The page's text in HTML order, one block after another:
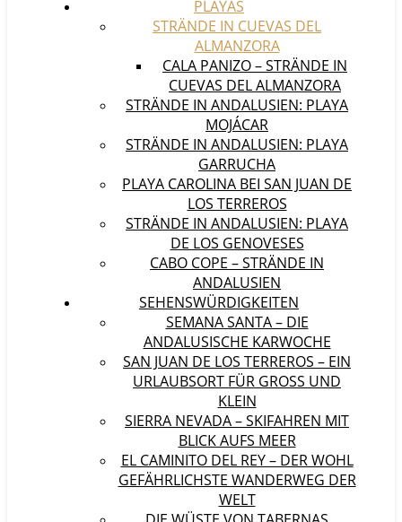
PLAYAS
STRÄNDE IN CUEVAS DEL
ALMANZORA
CALA PANIZO – STRÄNDE IN
CUEVAS DEL ALMANZORA
STRÄNDE IN ANDALUSIEN: PLAYA
MOJÁCAR
STRÄNDE IN ANDALUSIEN: PLAYA
GARRUCHA
PLAYA CAROLINA BEI SAN JUAN DE
LOS TERREROS
STRÄNDE IN ANDALUSIEN: PLAYA
DE LOS GENOVESES
CABO COPE – STRÄNDE IN
ANDALUSIEN
SEHENSWÜRDIGKEITEN
SEMANA SANTA – DIE
ANDALUSISCHE KARWOCHE
SAN JUAN DE LOS TERREROS – EIN
URLAUBSORT FÜR GROSS UND K
LEIN
SIERRA NEVADA – SKIFAHREN MIT
BLICK AUFS MEER
EL CAMINITO DEL REY – DER WOHL
GEFÄHRLICHSTE WANDERWEG DER
WELT